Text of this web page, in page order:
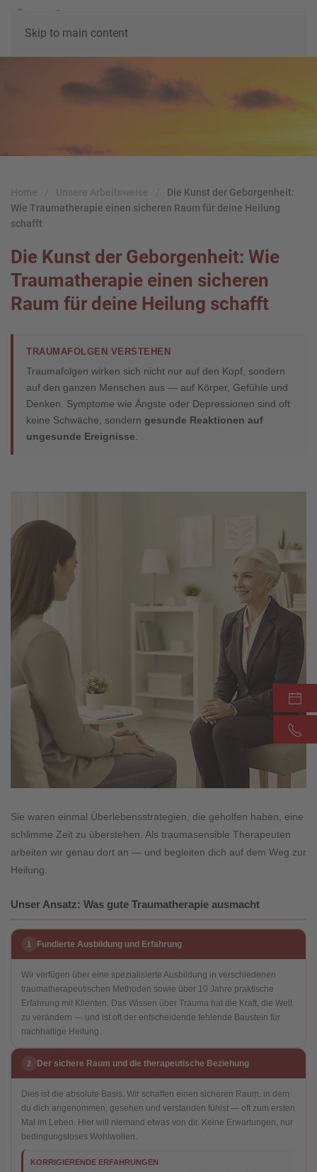
Skip to main content
Die Kunst der Geborgenheit:
Wie Traumatherapie einen sicheren Raum für deine Heilung
schafft
Die Kunst der Geborgenheit: Wie
Traumatherapie einen sicheren
Raum für deine Heilung schafft
TRAUMAFOLGEN VERSTEHEN
Traumafolgen wirken sich nicht nur auf den Kopf, sondern
auf den ganzen Menschen aus — auf Körper, Gefühle und
Denken. Symptome wie Ängste oder Depressionen sind oft
keine Schwäche, sondern gesunde Reaktionen auf
ungesunde Ereignisse
Sie waren einmal Überlebensstrategien, die geholfen haben, eine
schlimme Zeit zu überstehen. Als traumasensible Therapeuten
arbeiten wir genau dort an — und begleiten dich auf dem Weg zur
Heilung.
Unser Ansatz: Was gute Traumatherapie ausmacht
1 Fundierte Ausbildung und Erfahrung
Wir verfügen über eine spezialisierte Ausbildung in verschiedenen
traumatherapeutischen Methoden sowie über 10 Jahre praktische
Erfahrung mit Klienten. Das Wissen über Trauma hat die Kraft, die Welt
zu verändern — und ist oft der entscheidende fehlende Baustein für
nachhaltige Heilung.
2 Der sichere Raum und die therapeutische Beziehung
Dies ist die absolute Basis. Wir schaffen einen sicheren Raum, in dem
du dich angenommen, gesehen und verstanden fühlst — oft zum ersten
Mal im Leben. Hier will niemand etwas von dir. Keine Erwartungen, nur
bedingungsloses Wohlwollen.
KORRIGIERENDE ERFAHRUNGEN